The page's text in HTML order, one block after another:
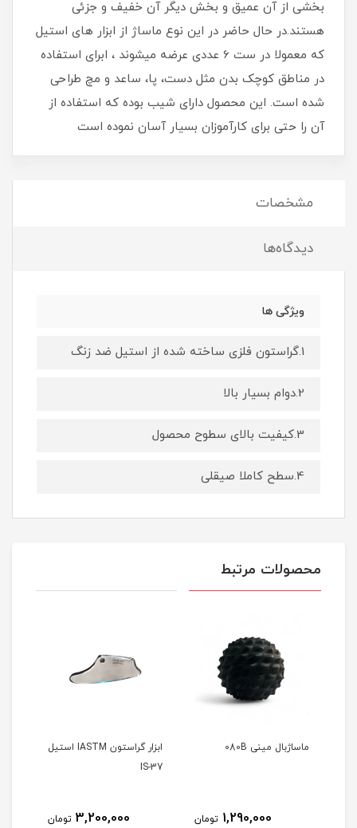
بخشی از آن عمیق و بخش دیگر آن خفیف و جزئی
هستند.در حال حاضر در این نوع ماساژ از ابزار های استیل
که معمولا در ست 6 عددی عرضه میشوند ، ابرای استفاده
در مناطق کوچک بدن مثل دست، پا، ساعد و مچ طراحی
شده است. این محصول دارای شیب بوده که استفاده از
آن را حتی برای کارآموزان بسیار آسان نموده است
مشخصات
دیدگاه‌ها
ویژگی ها
1.گراستون فلزی ساخته شده از استیل ضد زنگ
2.دوام بسیار بالا
3.کیفیت بالای سطوح محصول
4.سطح کاملا صیقلی
محصولات مرتبط
ماساژبال مینی 080B
1,290,000 تومان
ابزار گراستون IASTM استیل
IS-37
3,200,000 تومان